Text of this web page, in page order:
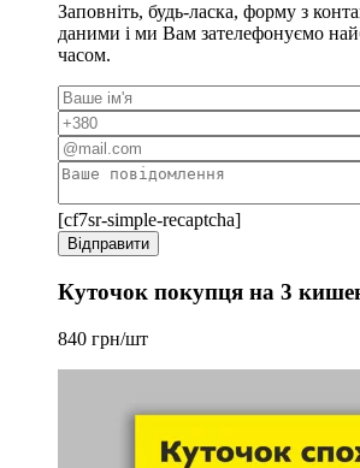
Заповніть, будь-ласка, форму з
даними і ми Вам зателефонуємо
часом.
[cf7sr-simple-recaptcha]
Куточок покупця на 3
840 грн/шт